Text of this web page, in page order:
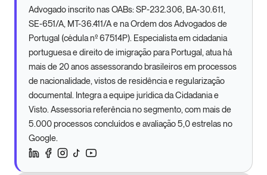
Advogado inscrito nas OABs: SP-232.306, BA-30.611,
SE-651/A, MT-36.411/A e na Ordem dos Advogados de
Portugal (cédula nº 67514P). Especialista em cidadania
portuguesa e direito de imigração para Portugal, atua há
mais de 20 anos assessorando brasileiros em processos
de nacionalidade, vistos de residência e regularização
documental. Integra a equipe jurídica da Cidadania e
Visto. Assessoria referência no segmento, com mais de
5.000 processos concluídos e avaliação 5,0 estrelas no
Google.